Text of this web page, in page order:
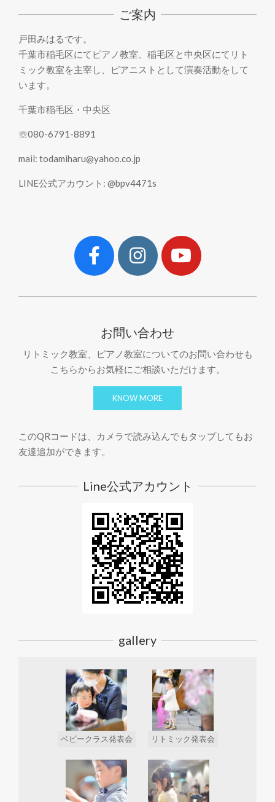
ご案内
戸田みはるです。
千葉市稲毛区にてピアノ教室、稲毛区と中央区にてリト
ミック教室を主宰し、ピアニストとして演奏活動をして
います。
千葉市稲毛区・中央区
☏080-6791-8891
mail: todamiharu@yahoo.co.jp
LINE公式アカウント: @bpv4471s
お問い合わせ
リトミック教室、ピアノ教室についてのお問い合わせも
こちらからお気軽にご相談いただけます。
KNOW MORE
このQRコードは、カメラで読み込んでもタップしてもお
友達追加ができます。
Line公式アカウント
gallery
ベビークラス発表会 リトミック発表会